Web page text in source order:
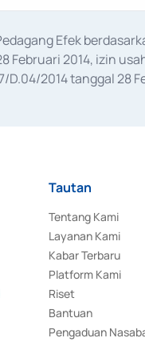
Efek
Februari 2014, izin
2014 tanggal 28
Tautan
Tentang Kami
Layanan Kami
Kabar Terbaru
Platform Kami
Riset
Bantuan
Pengaduan